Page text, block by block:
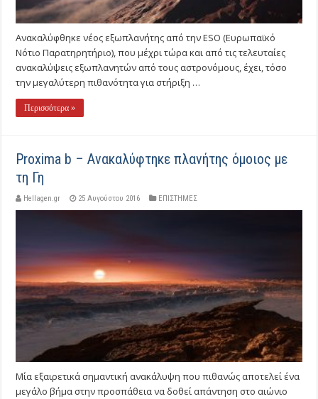
Ανακαλύφθηκε νέος εξωπλανήτης από την ESO (Ευρωπαϊκό
Νότιο Παρατηρητήριο), που μέχρι τώρα και από τις τελευταίες
ανακαλύψεις εξωπλανητών από τους αστρονόμους, έχει, τόσο
την μεγαλύτερη πιθανότητα για στήριξη …
Περισσότερα »
Proxima b – Ανακαλύφτηκε πλανήτης όμοιος με
τη Γη
Hellagen.gr 25 Αυγούστου 2016 ΕΠΙΣΤΗΜΕΣ
Μία εξαιρετικά σημαντική ανακάλυψη που πιθανώς αποτελεί ένα
μεγάλο βήμα στην προσπάθεια να δοθεί απάντηση στο αιώνιο